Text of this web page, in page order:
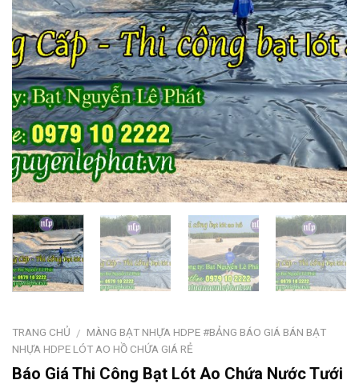
TRANG CHỦ / MÀNG BẠT NHỰA HDPE #BẢNG BÁO GIÁ BÁN BẠT
NHỰA HDPE LÓT AO HỒ CHỨA GIÁ RẺ
Báo Giá Thi Công Bạt Lót Ao Chứa Nước Tưới